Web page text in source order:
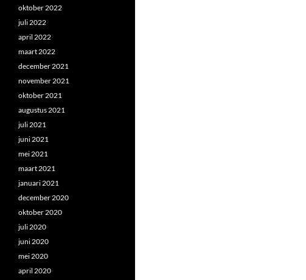
oktober 2022
juli 2022
april 2022
maart 2022
december 2021
november 2021
oktober 2021
augustus 2021
juli 2021
juni 2021
mei 2021
maart 2021
januari 2021
december 2020
oktober 2020
juli 2020
juni 2020
mei 2020
april 2020